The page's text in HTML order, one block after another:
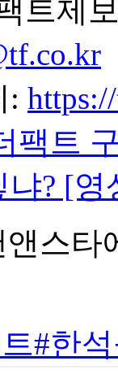
트제
:
팩트
냐? [
앤스타
#한